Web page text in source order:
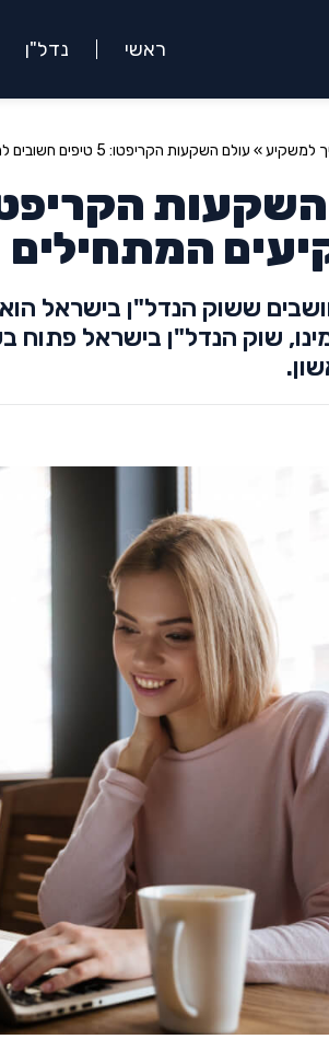
ראשי נדל"ן
למשקיע» עולם השקעות הקריפטו: 5 טיפים חשובים למשקיעים המתחילים
המתחילים
ששוק הנדל"ן בישראל הוא
שוק הנדל"ן בישראל